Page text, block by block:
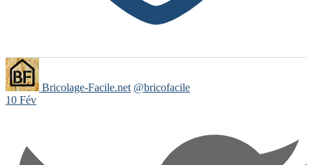
Bricolage-Facile.net @bricofacile
10 Fév